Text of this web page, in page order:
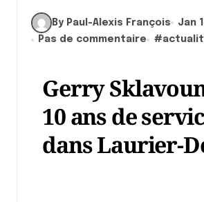
By Paul-Alexis François
Jan
Pas de commentaire
#
Gerry
10 ans de
dans Laurier-